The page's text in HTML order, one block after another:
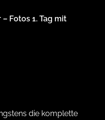
Fotos 1. Tag mit
die komplette